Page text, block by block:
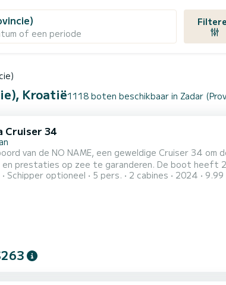
of een periode
Kroatië1118 boten beschikbaar in Zadar
Cruiser 34
de NO NAME, een geweldige Cruiser 34 om de regio te ontdekken. Deze zeilboot is gebouwd in
zee te garanderen. De boot heeft 2 volledig uitgeruste hut(ten) en een capaciteit van 5 personen. Met
lengte van 10 meter is het uw beste bondgenoot
Schipper optioneel 5 pers. 2 cabines 2024 9.99